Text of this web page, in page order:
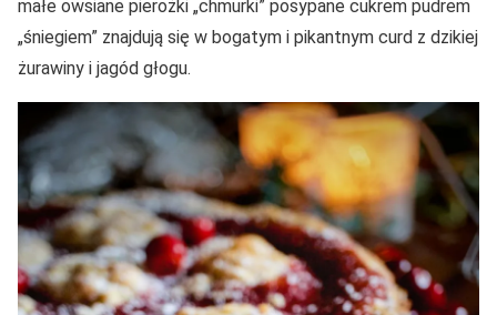
małe owsiane pierożki „chmurki” posypane cukrem pudrem
„śniegiem” znajdują się w bogatym i pikantnym curd z dzikiej
żurawiny i jagód głogu.